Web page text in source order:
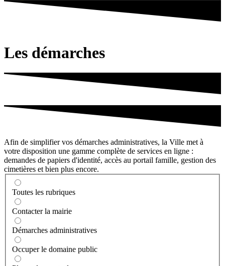
Les démarches
Afin de simplifier vos démarches administratives, la Ville met à
votre disposition une gamme complète de services en ligne :
demandes de papiers d'identité, accès au portail famille, gestion des
cimetières et bien plus encore.
Toutes les rubriques
Contacter la mairie
Démarches administratives
Occuper le domaine public